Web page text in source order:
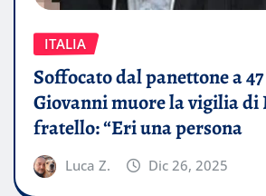
ITALIA
Soffocato dal panettone a
Giovanni muore la vigilia di
fratello: “Eri una persona
Luca Z. Dic 26, 2025